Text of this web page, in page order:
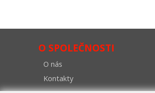
O SPOLEČNOSTI
O nás
Kontakty